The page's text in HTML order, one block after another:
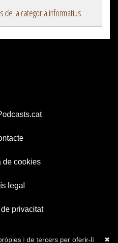
de la categoria informatius
de cookies
legal
privacitat
✖
i de tercers per oferir-li